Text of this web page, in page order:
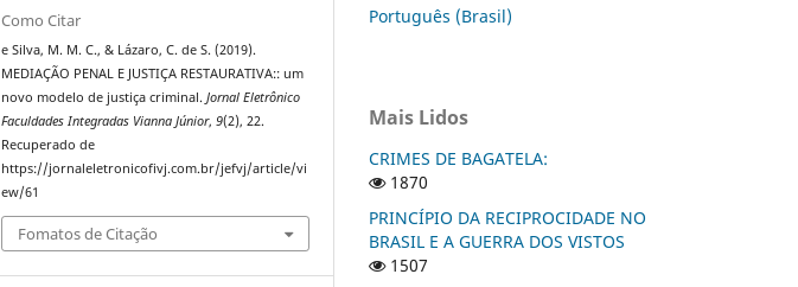
Como Citar
e Silva, M. M. C., & Lázaro, C. de S. (2019).
MEDIAÇÃO PENAL E JUSTIÇA RESTAURATIVA:: um
novo modelo de justiça criminal.Jornal Eletrônico
Faculdades Integradas Vianna Júnior,9(2), 22.
Recuperado de
https://jornaleletronicofivj.com.br/jefvj/article/vi
ew/61
Fomatos de Citação
Português (Brasil)
Mais Lidos
CRIMES DE BAGATELA:
1870
PRINCÍPIO DA RECIPROCIDADE NO
BRASIL E A GUERRA DOS VISTOS
1507